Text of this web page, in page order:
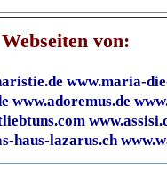
von:
www.maria-
www.adoremus.de
haus-lazarus.ch